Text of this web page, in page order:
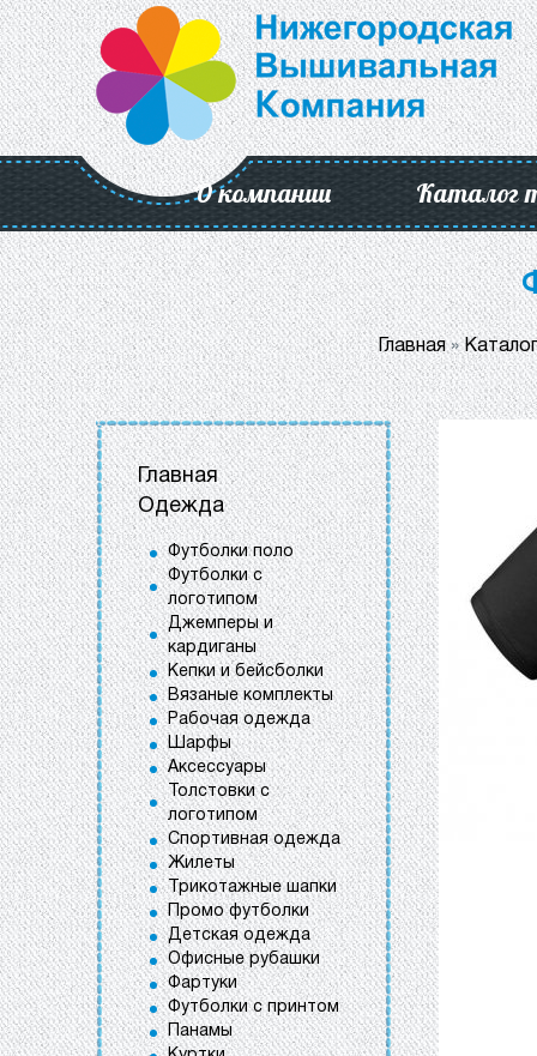
О компании Каталог
Главная»
Главная
Одежда
Футболки поло
Футболки с
логотипом
Джемперы и
кардиганы
Кепки и бейсболки
Вязаные комплекты
Рабочая одежда
Шарфы
Аксессуары
Толстовки с
логотипом
Спортивная одежда
Жилеты
Трикотажные шапки
Промо футболки
Детская одежда
Офисные рубашки
Фартуки
Футболки с принтом
Панамы